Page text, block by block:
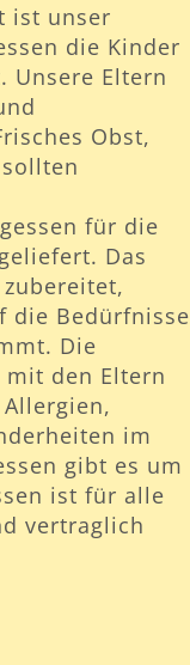
ist unser
die Kinder
Unsere Eltern
Obst,
für die
Das
die Bedürfnisse
Die
den Eltern
im
gibt es um
ist für alle
vertraglich